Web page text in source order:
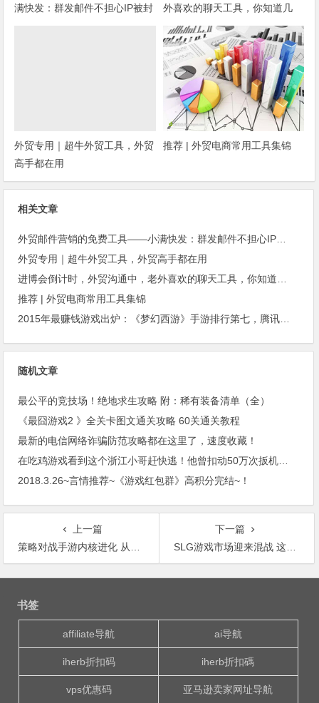
满快发：群发邮件不担心IP被封
外喜欢的聊天工具，你知道几
种？
外贸专用｜超牛外贸工具，外贸
高手都在用
推荐 | 外贸电商常用工具集锦
相关文章
外贸邮件营销的免费工具——小满快发：群发邮件不担心IP被封
外贸专用｜超牛外贸工具，外贸高手都在用
进博会倒计时，外贸沟通中，老外喜欢的聊天工具，你知道几种？
推荐 | 外贸电商常用工具集锦
2015年最赚钱游戏出炉：《梦幻西游》手游排行第七，腾讯总收入进前三
随机文章
最公平的竞技场！绝地求生攻略 附：稀有装备清单（全）
《最囧游戏2 》全关卡图文通关攻略 60关通关教程
最新的电信网络诈骗防范攻略都在这里了，速度收藏！
在吃鸡游戏看到这个浙江小哥赶快逃！他曾扣动50万次扳机，5发子弹打进一个孔！
2018.3.26~言情推荐~《游戏红包群》高积分完结~！
上一篇
策略对战手游内核进化 从炉石魔天记到皇室战争
下一篇
SLG游戏市场迎来混战 这些战争游戏你玩过吗
文
书签
affiliate导航 ai导航
iherb折扣码 iherb折扣碼
vps优惠码 亚马逊卖家网址导航